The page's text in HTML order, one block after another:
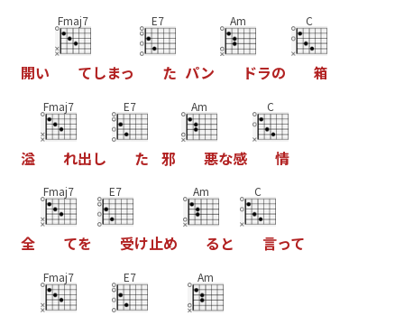
開い
Fmaj7
てしまっ
E7
た パン
Am
ドラの
C
箱
溢
Fmaj7
れ出し
E7
た 邪
Am
悪な感
C
情
全
Fmaj7
てを
E7
受け止め
Am
る と
C
言って
Fmaj7 E7 Am